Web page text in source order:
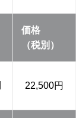
価格
（税別）
22,500円